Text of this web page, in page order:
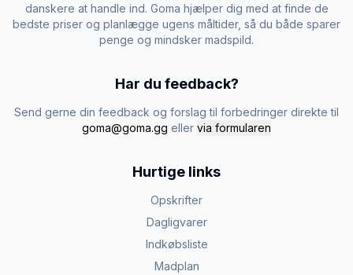
danskere at handle ind. Goma hjælper dig med at finde de
bedste priser og planlægge ugens måltider, så du både sparer
penge og mindsker madspild.
Har du feedback?
Send gerne din feedback og forslag til forbedringer direkte til
goma@goma.gg eller via formularen
Hurtige links
Opskrifter
Dagligvarer
Indkøbsliste
Madplan